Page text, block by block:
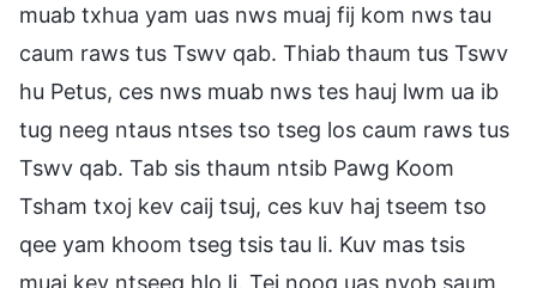
muab txhua yam uas nws muaj fij kom nws tau
caum raws tus Tswv qab. Thiab thaum tus Tswv
hu Petus, ces nws muab nws tes hauj lwm ua ib
tug neeg ntaus ntses tso tseg los caum raws tus
Tswv qab. Tab sis thaum ntsib Pawg Koom
Tsham txoj kev caij tsuj, ces kuv haj tseem tso
qee yam khoom tseg tsis tau li. Kuv mas tsis
muaj kev ntseeg hlo li. Tej noog uas nyob saum